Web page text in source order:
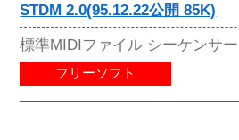
STDM 2.0(95.12.22公開 85K)
標準MIDIファイル シーケンサー
フリーソフト